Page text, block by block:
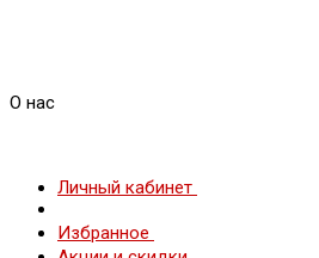
О нас
Личный кабинет
Избранное